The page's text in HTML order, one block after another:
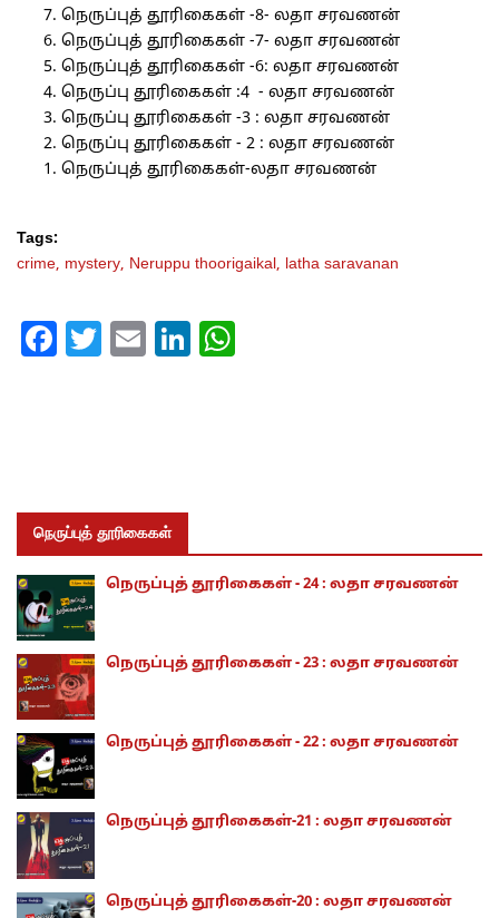
நெருப்புத் தூரிகைகள் -8- லதா சரவணன்
நெருப்புத் தூரிகைகள் -7- லதா சரவணன்
நெருப்புத் தூரிகைகள் -6: லதா சரவணன்
நெருப்பு தூரிகைகள் :4 - லதா சரவணன்
நெருப்பு தூரிகைகள் -3 : லதா சரவணன்
நெருப்பு தூரிகைகள் - 2 : லதா சரவணன்
நெருப்புத் தூரிகைகள்-லதா சரவணன்
Tags:
crime, mystery, Neruppu thoorigaikal, latha saravanan
Facebook
Twitter
EmailLinkedIn
நெருப்புத் தூரிகைகள்
நெருப்புத் தூரிகைகள் - 24 : லதா சரவணன்
நெருப்புத் தூரிகைகள் - 23 : லதா சரவணன்
நெருப்புத் தூரிகைகள் - 22 : லதா சரவணன்
நெருப்புத் தூரிகைகள்-21 : லதா சரவணன்
நெருப்புத் தூரிகைகள்-20 : லதா சரவணன்